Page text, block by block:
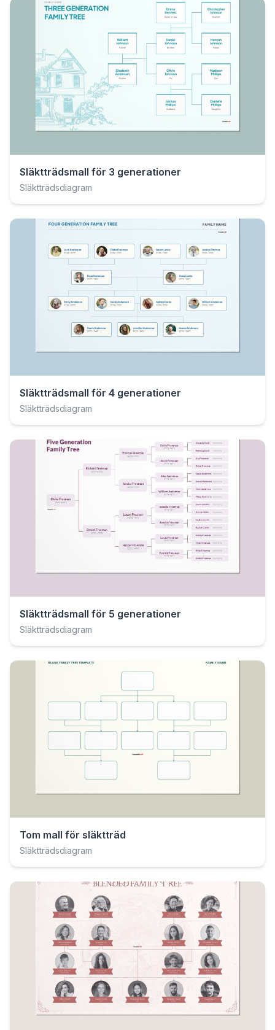
Släktträdsmall för 3 generationer
Släktträdsdiagram
Släktträdsmall för 4 generationer
Släktträdsdiagram
Släktträdsmall för 5 generationer
Släktträdsdiagram
Tom mall för släktträd
Släktträdsdiagram